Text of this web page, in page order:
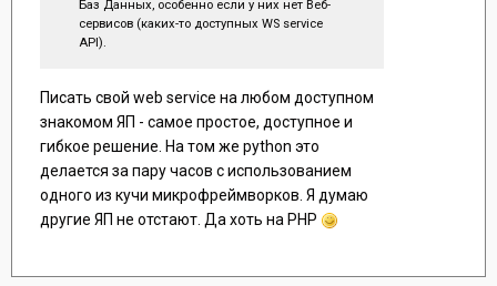
Баз Данных, особенно если у них нет Веб-
сервисов (каких-то доступных WS service
API).
Писать свой web service на любом доступном
знакомом ЯП - самое простое, доступное и
гибкое решение. На том же python это
делается за пару часов с использованием
одного из кучи микрофреймворков. Я думаю
другие ЯП не отстают. Да хоть на PHP